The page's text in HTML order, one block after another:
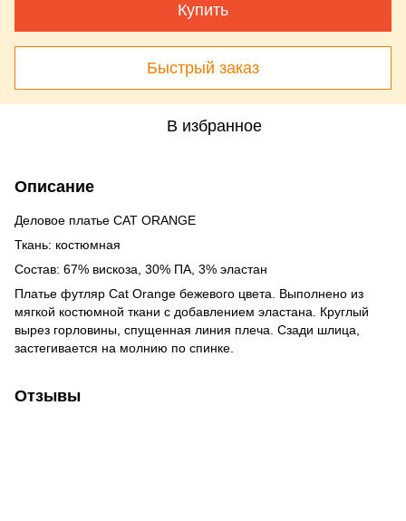
Купить
Быстрый заказ
В избранное
Описание
Деловое платье CAT ORANGE
Ткань: костюмная
Состав: 67% вискоза, 30% ПА, 3% эластан
Платье футляр Cat Orange бежевого цвета. Выполнено из
мягкой костюмной ткани с добавлением эластана. Круглый
вырез горловины, спущенная линия плеча. Сзади шлица,
застегивается на молнию по спинке.
Отзывы